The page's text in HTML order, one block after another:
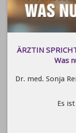
ÄRZTIN
Was
Dr. med. Sonja
Es